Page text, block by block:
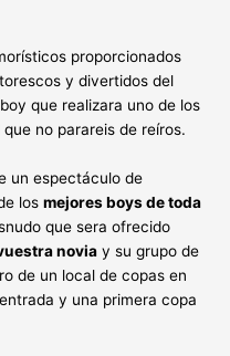
proporcionados
y divertidos del
que realizara uno de los
no parareis de reíros.
un espectáculo de
los mejores boys de toda
que sera ofrecido
novia y su grupo de
de un local de copas en
y una primera copa